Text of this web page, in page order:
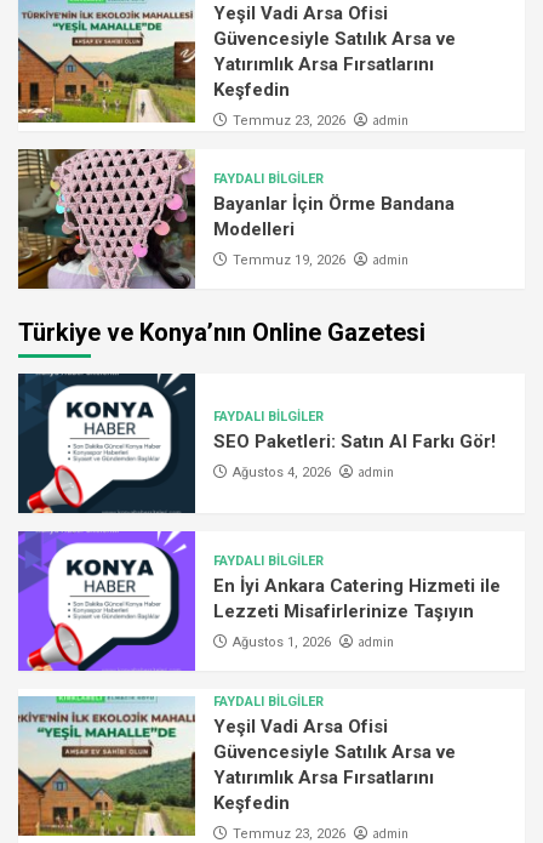
Yeşil Vadi Arsa Ofisi
Güvencesiyle Satılık Arsa ve
Yatırımlık Arsa Fırsatlarını
Keşfedin
Temmuz 23, 2026 admin
FAYDALI BİLGİLER
Bayanlar İçin Örme Bandana
Modelleri
Temmuz 19, 2026 admin
Türkiye ve Konya’nın Online Gazetesi
FAYDALI BİLGİLER
SEO Paketleri: Satın Al Farkı Gör!
Ağustos 4, 2026 admin
FAYDALI BİLGİLER
En İyi Ankara Catering Hizmeti ile
Lezzeti Misafirlerinize Taşıyın
Ağustos 1, 2026 admin
FAYDALI BİLGİLER
Yeşil Vadi Arsa Ofisi
Güvencesiyle Satılık Arsa ve
Yatırımlık Arsa Fırsatlarını
Keşfedin
Temmuz 23, 2026 admin